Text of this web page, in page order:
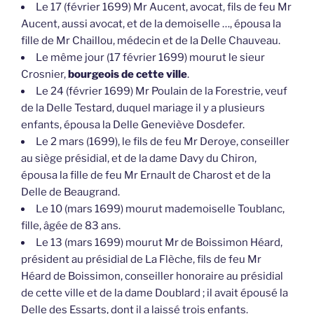
Le 17 (février 1699) Mr Aucent, avocat, fils de feu Mr
Aucent, aussi avocat, et de la demoiselle …, épousa la
fille de Mr Chaillou, médecin et de la Delle Chauveau.
Le même jour (17 février 1699) mourut le sieur
Crosnier,bourgeois de cette ville.
Le 24 (février 1699) Mr Poulain de la Forestrie, veuf
de la Delle Testard, duquel mariage il y a plusieurs
enfants, épousa la Delle Geneviève Dosdefer.
Le 2 mars (1699), le fils de feu Mr Deroye, conseiller
au siège présidial, et de la dame Davy du Chiron,
épousa la fille de feu Mr Ernault de Charost et de la
Delle de Beaugrand.
Le 10 (mars 1699) mourut mademoiselle Toublanc,
fille, âgée de 83 ans.
Le 13 (mars 1699) mourut Mr de Boissimon Héard,
président au présidial de La Flèche, fils de feu Mr
Héard de Boissimon, conseiller honoraire au présidial
de cette ville et de la dame Doublard ; il avait épousé la
Delle des Essarts, dont il a laissé trois enfants.